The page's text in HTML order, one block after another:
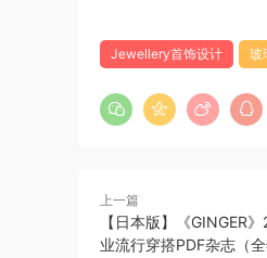
Jewellery首饰设计 玻
上一篇
【日本版】《GINGER
业流行穿搭PDF杂志（全